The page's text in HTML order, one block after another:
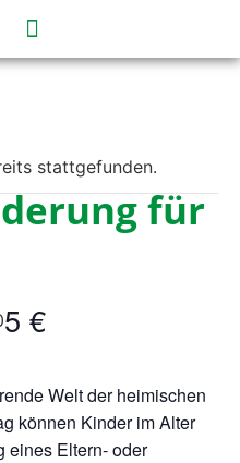
stattgefunden.
für
5 €
Welt der heimischen
können Kinder im Alter
eines Eltern- oder